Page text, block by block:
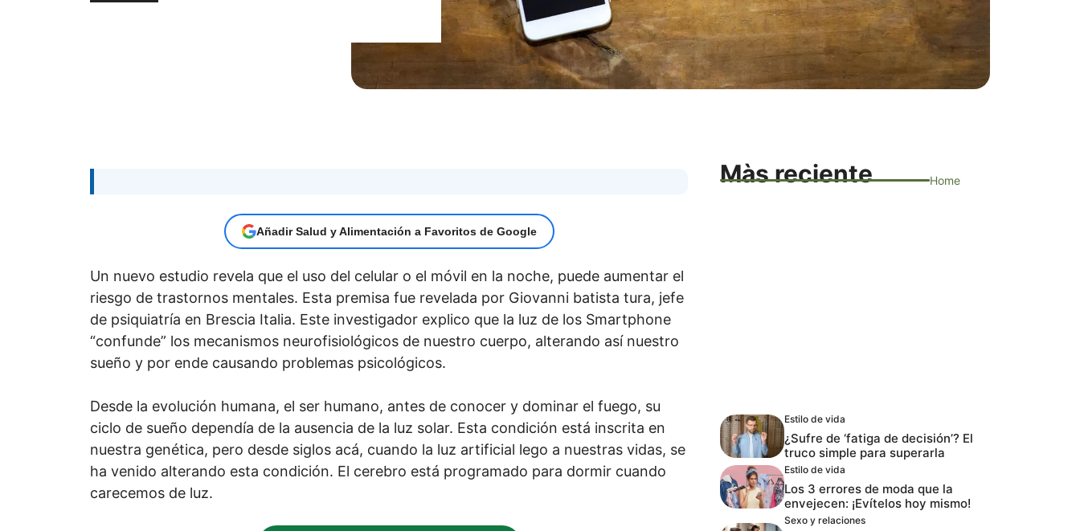
Añadir Salud y Alimentación a Favoritos de Google
Un nuevo estudio revela que el uso del celular o el móvil en la noche, puede aumentar el
riesgo de trastornos mentales. Esta premisa fue revelada por Giovanni batista tura, jefe
de psiquiatría en Brescia Italia. Este investigador explico que la luz de los Smartphone
“confunde” los mecanismos neurofisiológicos de nuestro cuerpo, alterando así nuestro
sueño y por ende causando problemas psicológicos.
Desde la evolución humana, el ser humano, antes de conocer y dominar el fuego, su
ciclo de sueño dependía de la ausencia de la luz solar. Esta condición está inscrita en
nuestra genética, pero desde siglos acá, cuando la luz artificial lego a nuestras vidas, se
ha venido alterando esta condición. El cerebro está programado para dormir cuando
carecemos de luz.
Màs reciente Home
Estilo de vida
¿Sufre de ‘fatiga de decisión’? El
truco simple para superarla
Estilo de vida
Los 3 errores de moda que la
envejecen: ¡Evítelos hoy mismo!
Sexo y relaciones